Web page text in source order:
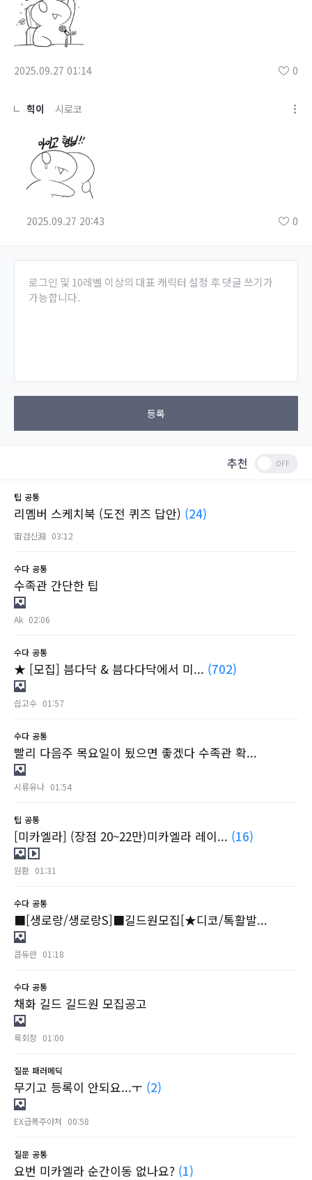
2025.09.27 01:14 0
힉이 시로코
2025.09.27 20:43 0
로그인 및 10레벨 이상의 대표 캐릭터 설정 후 댓글 쓰기가
가능합니다.
등록
추천
팁 공통
리멤버 스케치북 (도전 퀴즈 답안) (24)
宙검신淵 03:12
수다 공통
수족관 간단한 팁
Ak 02:06
수다 공통
★ [모집] 븜다닥 & 븜다다닥에서 미... (702)
싑고수 01:57
수다 공통
빨리 다음주 목요일이 됬으면 좋겠다 수족관 확...
시류유나 01:54
팁 공통
[미카엘라] (장점 20~22만)미카엘라 레이... (16)
원환 01:31
수다 공통
■[생로랑/생로랑S]■길드원모집[★디코/톡활발...
콥듀란 01:18
수다 공통
채화 길드 길드원 모집공고
룩회장 01:00
질문 패러메딕
무기고 등록이 안되요...ㅜ (2)
EX급폭주아처 00:58
질문 공통
요번 미카엘라 순간이동 없나요? (1)